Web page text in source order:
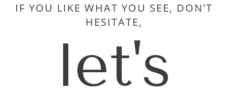
IF YOU LIKE WHAT YOU SEE, DON'T
HESITATE,
let's